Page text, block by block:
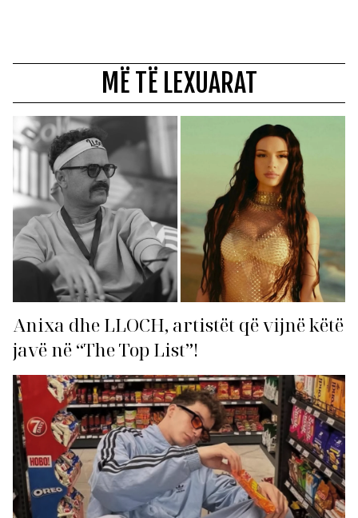
MË TË LEXUARAT
Anixa dhe LLOCH, artistët që vijnë këtë
javë në “The Top List”!